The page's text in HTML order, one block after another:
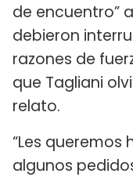
de encuentro”
debieron
razones de
que Tagliani
relato.
“Les queremos
algunos